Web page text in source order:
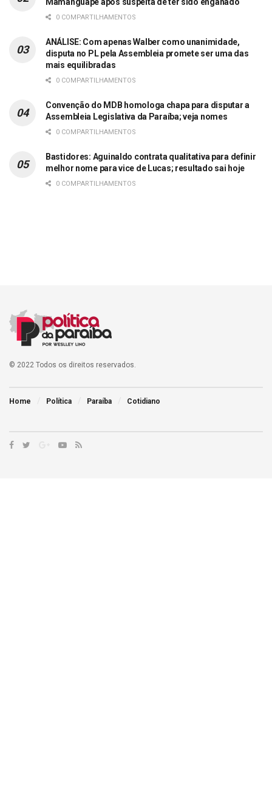
0 COMPARTILHAMENTOS
ANÁLISE: Com apenas Walber como unanimidade,
disputa no PL pela Assembleia promete ser uma das
mais equilibradas
0 COMPARTILHAMENTOS
Convenção do MDB homologa chapa para disputar a
Assembleia Legislativa da Paraíba; veja nomes
0 COMPARTILHAMENTOS
Bastidores: Aguinaldo contrata qualitativa para definir
melhor nome para vice de Lucas; resultado sai hoje
0 COMPARTILHAMENTOS
© 2022 Todos os direitos reservados.
Home Política Paraíba Cotidiano